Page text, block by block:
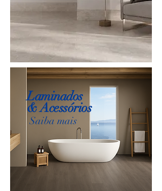
Laminados
&Acessórios
Saiba mais